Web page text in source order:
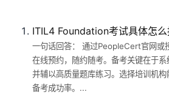
ITIL4 Foundation考试具体怎么
一句话回答： 通过PeopleCert官网或
在线预约，随约随考。备考关键在于系
并辅以高质量题库练习。选择培训机
备考成功率。...